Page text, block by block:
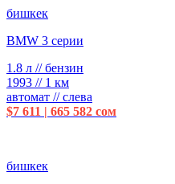
бишкек
BMW 3 серии
1.8 л // бензин
1993 // 1 км
автомат // слева
$7 611 | 665 582 сом
бишкек